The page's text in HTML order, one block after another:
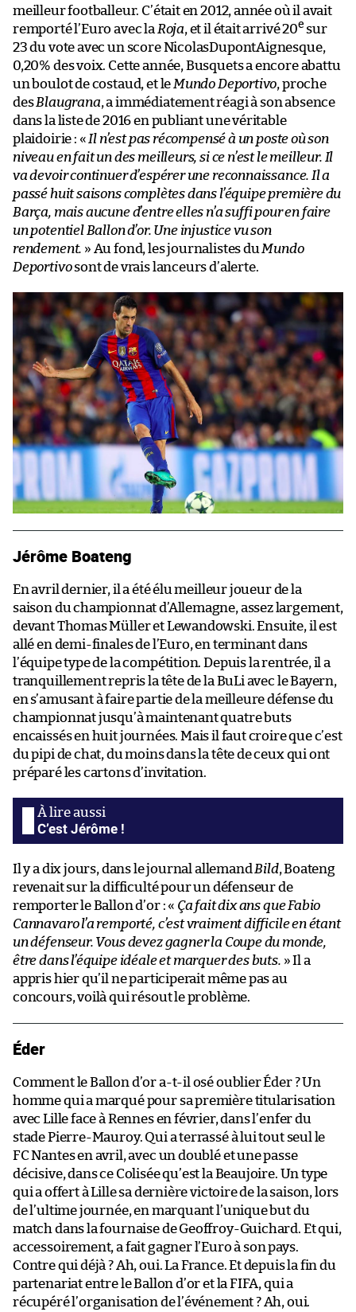
meilleur footballeur. C’était en 2012, année où il avait
remporté l’Euro avec la Roja, et il était arrivé 20e sur
23 du vote avec un score NicolasDupontAignesque,
0,20% des voix. Cette année, Busquets a encore abattu
un boulot de costaud, et le Mundo Deportivo, proche
desBlaugrana, a immédiatement réagi à son absence
dans la liste de 2016 en publiant une véritable
plaidoirie : « Il n’est pas récompensé à un poste où son
niveau en fait un des meilleurs, si ce n’est le meilleur. Il
va devoir continuer d’espérer une reconnaissance. Il a
passé huit saisons complètes dans l’équipe première du
Barça, mais aucune d’entre elles n’a suffi pour en faire
un potentiel Ballon d’or. Une injustice vu son
rendement. » Au fond, les journalistes du Mundo
Deportivosont de vrais lanceurs d’alerte.
Jérôme Boateng
En avril dernier, il a été élu meilleur joueur de la
saison du championnat d’Allemagne, assez largement,
devant Thomas Müller et Lewandowski. Ensuite, il est
allé en demi-finales de l’Euro, en terminant dans
l’équipe type de la compétition. Depuis la rentrée, il a
tranquillement repris la tête de la BuLi avec le Bayern,
en s’amusant à faire partie de la meilleure défense du
championnat jusqu’à maintenant quatre buts
encaissés en huit journées. Mais il faut croire que c’est
du pipi de chat, du moins dans la tête de ceux qui ont
préparé les cartons d’invitation.
C’est Jérôme !
Il y a dix jours, dans le journal allemand Bild, Boateng
revenait sur la difficulté pour un défenseur de
remporter le Ballon d’or : « Ça fait dix ans que Fabio
Cannavaro l’a remporté, c’est vraiment difficile en étant
un défenseur. Vous devez gagner la Coupe du monde,
être dans l’équipe idéale et marquer des buts. » Il a
appris hier qu’il ne participerait même pas au
concours, voilà qui résout le problème.
Éder
Comment le Ballon d’or a-t-il osé oublier Éder ? Un
homme qui a marqué pour sa première titularisation
avec Lille face à Rennes en février, dans l’enfer du
stade Pierre-Mauroy. Qui a terrassé à lui tout seul le
FC Nantes en avril, avec un doublé et une passe
décisive, dans ce Colisée qu’est la Beaujoire. Un type
qui a offert à Lille sa dernière victoire de la saison, lors
de l’ultime journée, en marquant l’unique but du
match dans la fournaise de Geoffroy-Guichard. Et qui,
accessoirement, a fait gagner l’Euro à son pays.
Contre qui déjà ? Ah, oui. La France. Et depuis la fin du
partenariat entre le Ballon d’or et la FIFA, qui a
récupéré l’organisation de l’événement ? Ah, oui.